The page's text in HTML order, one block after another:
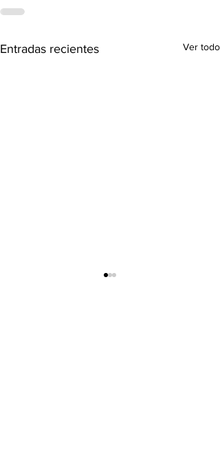
Entradas recientes Ver todo